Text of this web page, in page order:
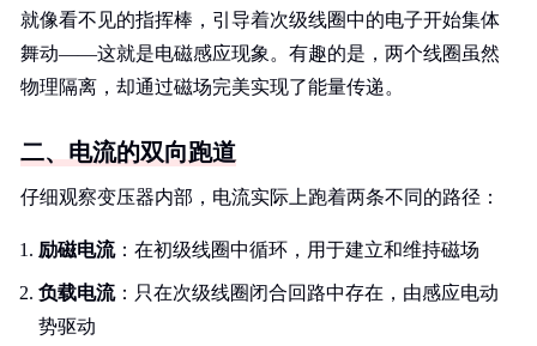
就像看不见的指挥棒，引导着次级线圈中的电子开始集体
舞动——这就是电磁感应现象。有趣的是，两个线圈虽然
物理隔离，却通过磁场完美实现了能量传递。
二、电流的双向跑道
仔细观察变压器内部，电流实际上跑着两条不同的路径：
励磁电流：在初级线圈中循环，用于建立和维持磁场
负载电流：只在次级线圈闭合回路中存在，由感应电动
势驱动